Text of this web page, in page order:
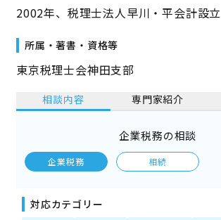
2002年、税理士法人早川・平会計設立
所属・著書・資格等
東京税理士会神田支部
相談内容 専門家紹介
企業税務の相談
企業税務 相続
対応カテゴリー